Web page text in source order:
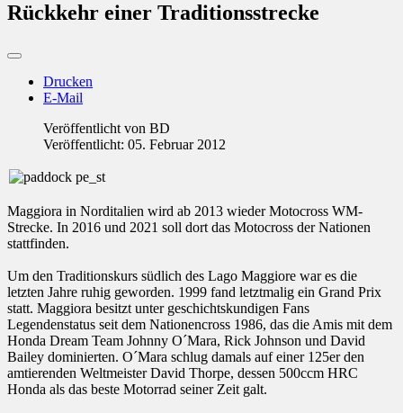
Rückkehr einer Traditionsstrecke
Drucken
E-Mail
Veröffentlicht von BD
Veröffentlicht: 05. Februar 2012
Maggiora in Norditalien wird ab 2013 wieder Motocross WM-
Strecke. In 2016 und 2021 soll dort das Motocross der Nationen
stattfinden.
Um den Traditionskurs südlich des Lago Maggiore war es die
letzten Jahre ruhig geworden. 1999 fand letztmalig ein Grand Prix
statt. Maggiora besitzt unter geschichtskundigen Fans
Legendenstatus seit dem Nationencross 1986, das die Amis mit dem
Honda Dream Team Johnny O´Mara, Rick Johnson und David
Bailey dominierten. O´Mara schlug damals auf einer 125er den
amtierenden Weltmeister David Thorpe, dessen 500ccm HRC
Honda als das beste Motorrad seiner Zeit galt.